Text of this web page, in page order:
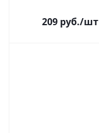
209 руб./шт